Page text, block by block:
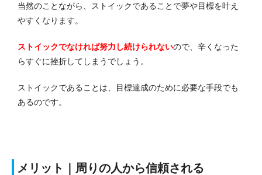
当然のことながら、ストイックであることで夢や目標を叶え
やすくなります。
ストイックでなければ努力し続けられないので、辛くなった
らすぐに挫折してしまうでしょう。
ストイックであることは、目標達成のために必要な手段でも
あるのです。
メリット｜周りの人から信頼される